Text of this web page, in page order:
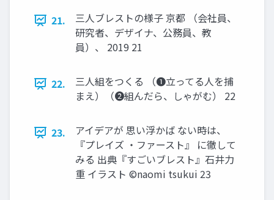
21.
三人ブレストの様子 京都 （会社員、
研究者、デザイナ、公務員、教
員）、 2019 21
22.
三人組をつくる （❶立ってる人を捕
まえ）（❷組んだら、しゃがむ） 22
23.
アイデアが 思い浮かば ない時は、
『プレイズ ・ファースト』 に徹して
みる 出典『すごいブレスト』石井力
重 イラスト ©naomi tsukui 23